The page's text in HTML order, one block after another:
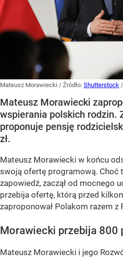
Mateusz Morawiecki / Źródło: Shutterstock /
Mateusz Morawiecki
wspierania polskich rodzin.
proponuje pensję
zł.
Mateusz Morawiecki w końcu
swoją ofertę programową. Choć
zapowiedź, zaczął od mocnego
przebija ofertę, którą przed
zaproponował Polakom razem z
Morawiecki przebija 800
Mateusz Morawiecki i jego